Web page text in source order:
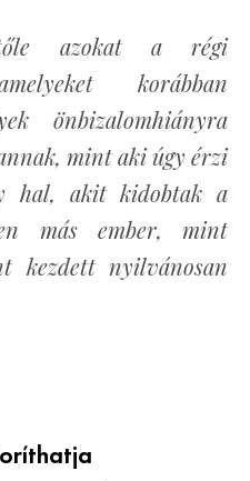
azokat a régi
korábban
önbizalomhiányra
mint aki úgy érzi
hal, akit kidobtak a
más ember, mint
kezdett nyilvánosan